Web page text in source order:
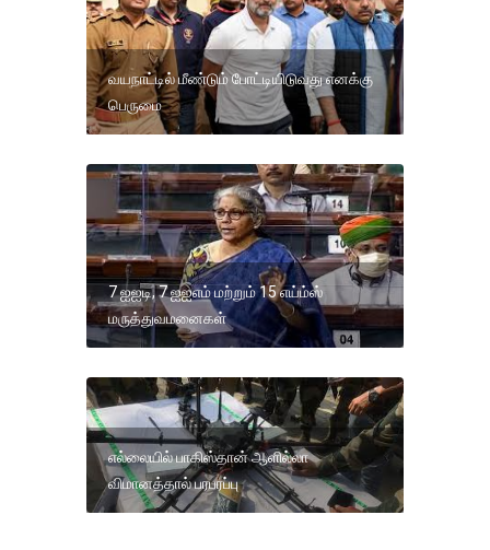
வயநாட்டில் மீண்டும் போட்டியிடுவது எனக்கு
பெருமை
7 ஐஐடி, 7 ஐஐஎம் மற்றும் 15 எய்ம்ஸ்
மருத்துவமனைகள்
எல்லையில் பாகிஸ்தான் ஆளில்லா
விமானத்தால் பரபரப்பு